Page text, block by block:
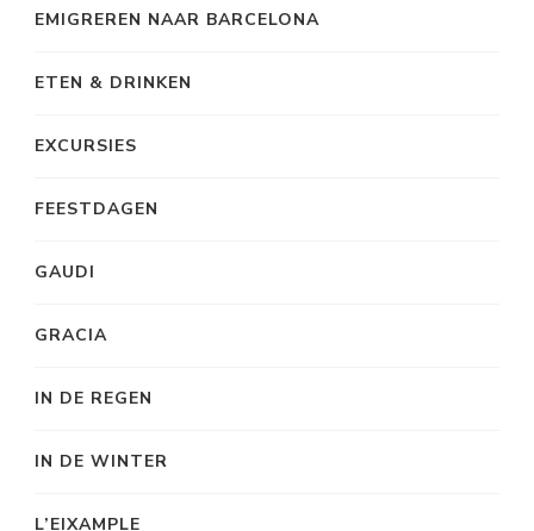
EMIGREREN NAAR BARCELONA
ETEN & DRINKEN
EXCURSIES
FEESTDAGEN
GAUDI
GRACIA
IN DE REGEN
IN DE WINTER
L’EIXAMPLE